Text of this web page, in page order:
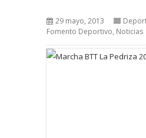
29 mayo, 2013
Fomento Deportivo, Noticias